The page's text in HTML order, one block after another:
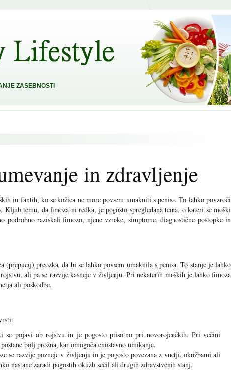
ZASEBNOSTI
in zdravljenje
in fantih, ko se kožica ne more povsem umakniti s penisa. To lahko povzroči
Kljub temu, da fimoza ni redka, je pogosto spregledana tema, o kateri se moški
podrobno raziskali fimozo, njene vzroke, simptome, diagnostične postopke in
(prepucij) preozka, da bi se lahko povsem umaknila s penisa. To stanje je lahko
ali pa se razvije kasneje v življenju. Pri nekaterih moških je lahko fimoza
ali poškodbe.
se pojavi ob rojstvu in je pogosto prisotno pri novorojenčkih. Pri večini
bolj prožna, kar omogoča enostavno umikanje.
se razvije pozneje v življenju in je pogosto povezana z vnetji, okužbami ali
nastane zaradi pogostih okužb sečil ali drugih zdravstvenih stanj.